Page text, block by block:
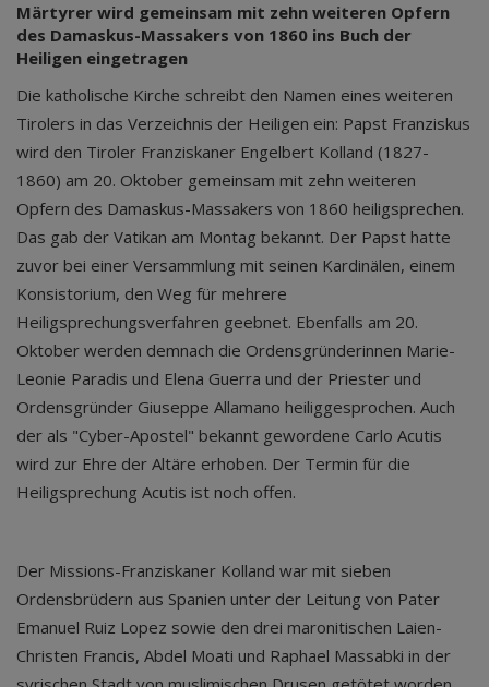
Märtyrer wird gemeinsam mit zehn weiteren Opfern
des Damaskus-Massakers von 1860 ins Buch der
Heiligen eingetragen
Die katholische Kirche schreibt den Namen eines weiteren
Tirolers in das Verzeichnis der Heiligen ein: Papst Franziskus
wird den Tiroler Franziskaner Engelbert Kolland (1827-
1860) am 20. Oktober gemeinsam mit zehn weiteren
Opfern des Damaskus-Massakers von 1860 heiligsprechen.
Das gab der Vatikan am Montag bekannt. Der Papst hatte
zuvor bei einer Versammlung mit seinen Kardinälen, einem
Konsistorium, den Weg für mehrere
Heiligsprechungsverfahren geebnet. Ebenfalls am 20.
Oktober werden demnach die Ordensgründerinnen Marie-
Leonie Paradis und Elena Guerra und der Priester und
Ordensgründer Giuseppe Allamano heiliggesprochen. Auch
der als "Cyber-Apostel" bekannt gewordene Carlo Acutis
wird zur Ehre der Altäre erhoben. Der Termin für die
Heiligsprechung Acutis ist noch offen.
Der Missions-Franziskaner Kolland war mit sieben
Ordensbrüdern aus Spanien unter der Leitung von Pater
Emanuel Ruiz Lopez sowie den drei maronitischen Laien-
Christen Francis, Abdel Moati und Raphael Massabki in der